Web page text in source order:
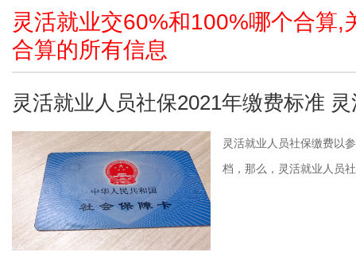
灵活就业交60%和100%哪个合算
合算的所有信息
灵活就业人员社保2021年缴费标准
灵活就业人员社保缴费以
档，那么，灵活就业人员